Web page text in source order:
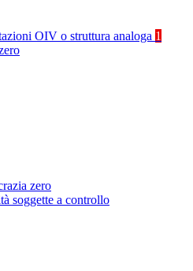
OIV o struttura analoga 1
zero
soggette a controllo